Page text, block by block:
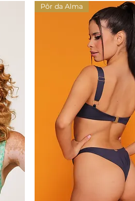
Pôr da Alma